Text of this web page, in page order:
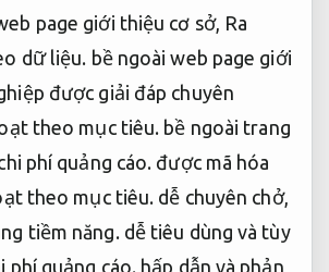
page giới thiệu cơ sở, Ra
dữ liệu. bề ngoài web page giới
được giải đáp chuyên
theo mục tiêu. bề ngoài trang
phí quảng cáo. được mã hóa
theo mục tiêu. dễ chuyên chở,
tiềm năng. dễ tiêu dùng và tùy
phí quảng cáo. hấp dẫn và phản